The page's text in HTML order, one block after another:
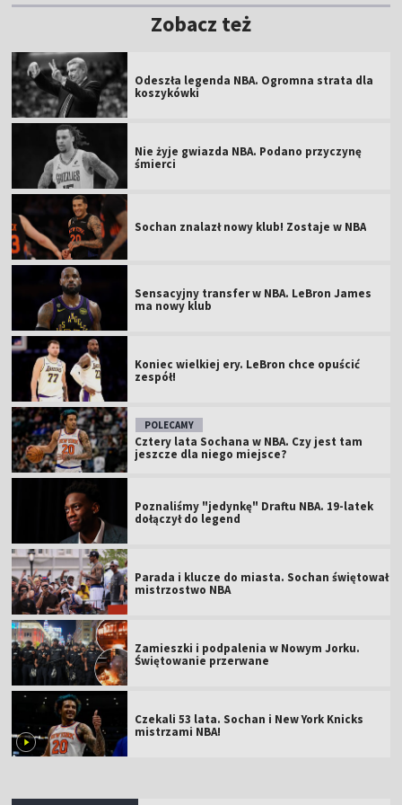
Zobacz też
Odeszła legenda NBA. Ogromna strata dla
koszykówki
Nie żyje gwiazda NBA. Podano przyczynę
śmierci
Sochan znalazł nowy klub! Zostaje w NBA
Sensacyjny transfer w NBA. LeBron James
ma nowy klub
Koniec wielkiej ery. LeBron chce opuścić
zespół!
POLECAMY
Cztery lata Sochana w NBA. Czy jest tam
jeszcze dla niego miejsce?
Poznaliśmy "jedynkę" Draftu NBA. 19-latek
dołączył do legend
Parada i klucze do miasta. Sochan świętował
mistrzostwo NBA
Zamieszki i podpalenia w Nowym Jorku.
Świętowanie przerwane
Czekali 53 lata. Sochan i New York Knicks
mistrzami NBA!